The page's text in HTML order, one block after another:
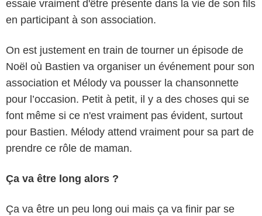
essaie vraiment d'être présente dans la vie de son fils
en participant à son association.
On est justement en train de tourner un épisode de
Noël où Bastien va organiser un événement pour son
association et Mélody va pousser la chansonnette
pour l’occasion. Petit à petit, il y a des choses qui se
font même si ce n'est vraiment pas évident, surtout
pour Bastien. Mélody attend vraiment pour sa part de
prendre ce rôle de maman.
Ça va être long alors ?
Ça va être un peu long oui mais ça va finir par se